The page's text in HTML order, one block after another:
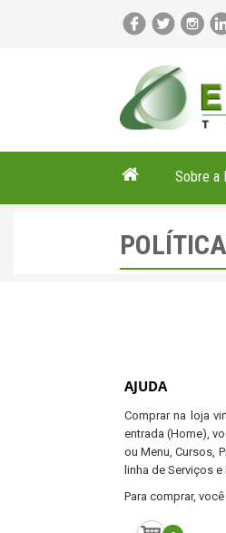
Sobre a
AJUDA
Comprar na loja
entrada (Home),
ou Menu, Cursos,
linha de Serviços
Para comprar,